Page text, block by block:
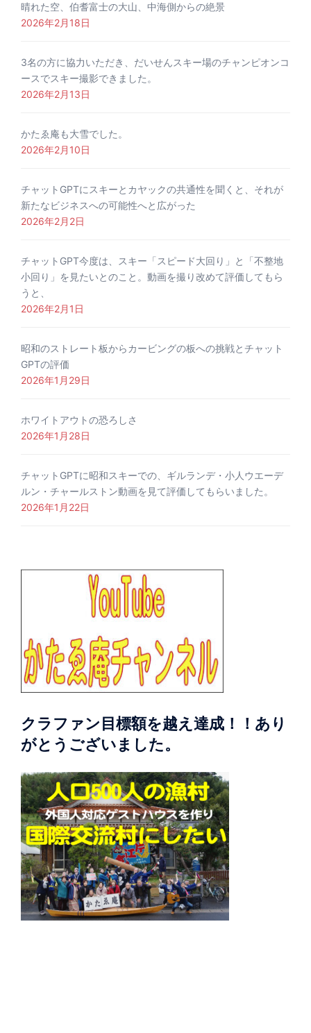
晴れた空、伯耆富士の大山、中海側からの絶景
2026年2月18日
3名の方に協力いただき、だいせんスキー場のチャンピオンコ
ースでスキー撮影できました。
2026年2月13日
かたゑ庵も大雪でした。
2026年2月10日
チャットGPTにスキーとカヤックの共通性を聞くと、それが
新たなビジネスへの可能性へと広がった
2026年2月2日
チャットGPT今度は、スキー「スピード大回り」と「不整地
小回り」を見たいとのこと。動画を撮り改めて評価してもら
うと、
2026年2月1日
昭和のストレート板からカービングの板への挑戦とチャット
GPTの評価
2026年1月29日
ホワイトアウトの恐ろしさ
2026年1月28日
チャットGPTに昭和スキーでの、ギルランデ・小人ウエーデ
ルン・チャールストン動画を見て評価してもらいました。
2026年1月22日
クラファン目標額を越え達成！！あり
がとうございました。